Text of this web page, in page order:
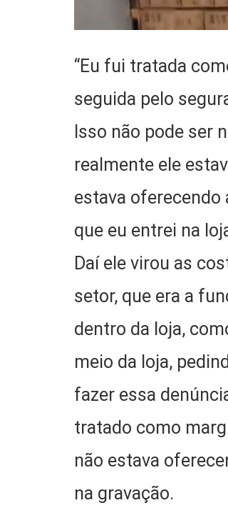
“Eu fui tratada
seguida pelo
Isso não pode ser
realmente ele
estava oferecendo
que eu entrei na
Daí ele virou as
setor, que era a
dentro da loja,
meio da loja,
fazer essa
tratado como
não estava
na gravação.